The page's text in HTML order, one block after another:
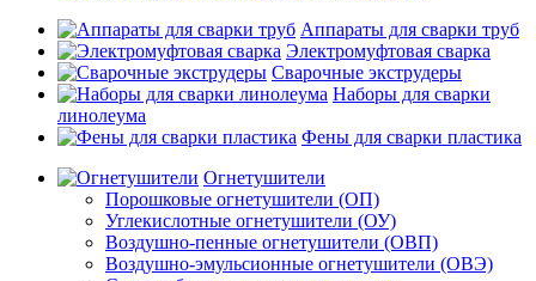
Аппараты для сварки труб
Электромуфтовая сварка
Сварочные экструдеры
Наборы для сварки
линолеума
Фены для сварки пластика
Огнетушители
Порошковые огнетушители (ОП)
Углекислотные огнетушители (ОУ)
Воздушно-пенные огнетушители (ОВП)
Воздушно-эмульсионные огнетушители (ОВЭ)